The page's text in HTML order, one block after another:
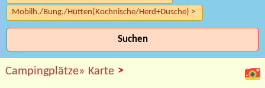
Mobilh./Bung./Hütten(Kochnische/Herd+Dusche) >
Suchen
Campingplätze» Karte >